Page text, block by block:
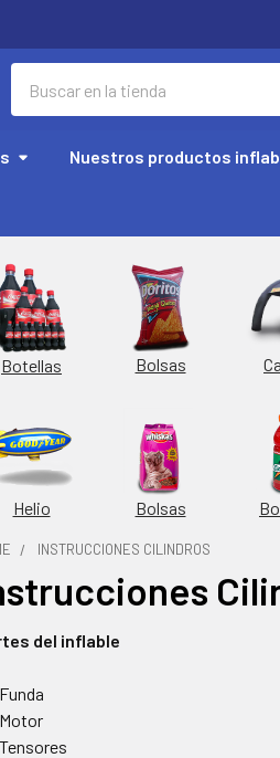
Nuestros productos
Botellas Bolsas
Helio Bolsas
INSTRUCCIONES CILINDROS
del inflable
Funda
Motor
Tensores